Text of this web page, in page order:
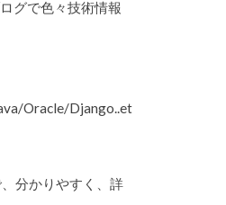
グで色々技術情報
Oracle/Django..et
分かりやすく、詳